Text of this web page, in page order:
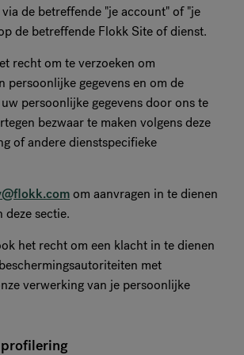
de betreffende "je account" of "je
de betreffende Flokk Site of dienst.
recht om te verzoeken om
persoonlijke gegevens en om de
persoonlijke gegevens door ons te
bezwaar te maken volgens deze
of andere dienstspecifieke
om aanvragen in te dienen
deze sectie.
het recht om een klacht in te dienen
met
verwerking van je persoonlijke